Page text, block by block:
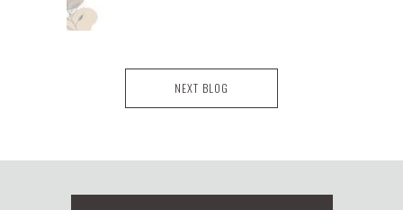
NEXT BLOG